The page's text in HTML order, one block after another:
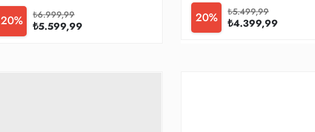
20% ₺5.599,99
₺6.999,99 20% ₺4.399,99
₺5.499,99